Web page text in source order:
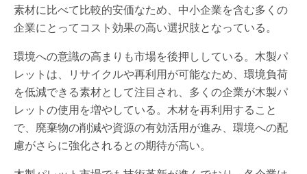
素材に比べて比較的安価なため、中小企業を含む多くの
企業にとってコスト効果の高い選択肢となっている。
環境への意識の高まりも市場を後押ししている。木製パ
レットは、リサイクルや再利用が可能なため、環境負荷
を低減できる素材として注目され、多くの企業が木製パ
レットの使用を増やしている。木材を再利用すること
で、廃棄物の削減や資源の有効活用が進み、環境への配
慮がさらに強化されるとの期待が高い。